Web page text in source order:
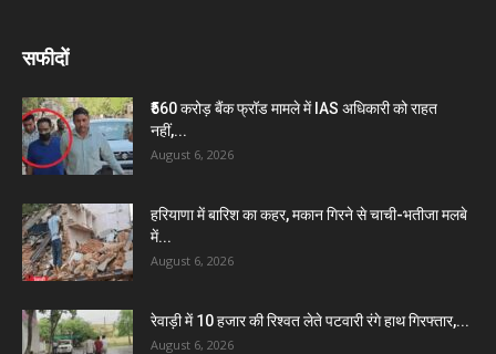
सफीदों
₹560 करोड़ बैंक फ्रॉड मामले में IAS अधिकारी को राहत
नहीं,...
August 6, 2026
हरियाणा में बारिश का कहर, मकान गिरने से चाची-भतीजा मलबे
में...
August 6, 2026
रेवाड़ी में 10 हजार की रिश्वत लेते पटवारी रंगे हाथ गिरफ्तार,...
August 6, 2026